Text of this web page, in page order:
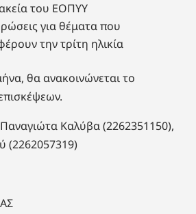
του ΕΟΠΥΥ
για θέματα που
την τρίτη ηλικία
θα ανακοινώνεται το
Καλύβα (2262351150),
(2262057319)